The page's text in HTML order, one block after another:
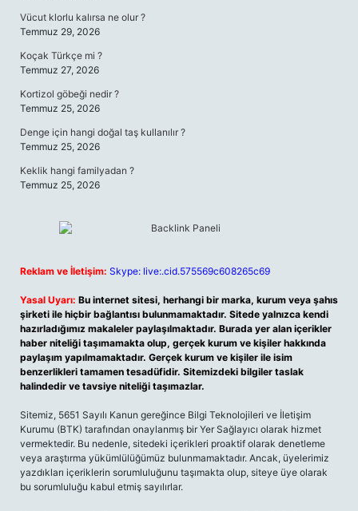
Vücut klorlu kalırsa ne olur ?
Temmuz 29, 2026
Koçak Türkçe mi ?
Temmuz 27, 2026
Kortizol göbeği nedir ?
Temmuz 25, 2026
Denge için hangi doğal taş kullanılır ?
Temmuz 25, 2026
Keklik hangi familyadan ?
Temmuz 25, 2026
Reklam ve İletişim: Skype: live:.cid.575569c608265c69
Yasal Uyarı: Bu internet sitesi, herhangi bir marka, kurum veya şahıs
şirketi ile hiçbir bağlantısı bulunmamaktadır. Sitede yalnızca kendi
hazırladığımız makaleler paylaşılmaktadır. Burada yer alan içerikler
haber niteliği taşımamakta olup, gerçek kurum ve kişiler hakkında
paylaşım yapılmamaktadır. Gerçek kurum ve kişiler ile isim
benzerlikleri tamamen tesadüfidir. Sitemizdeki bilgiler taslak
halindedir ve tavsiye niteliği taşımazlar.
Sitemiz, 5651 Sayılı Kanun gereğince Bilgi Teknolojileri ve İletişim
Kurumu (BTK) tarafından onaylanmış bir Yer Sağlayıcı olarak hizmet
vermektedir. Bu nedenle, sitedeki içerikleri proaktif olarak denetleme
veya araştırma yükümlülüğümüz bulunmamaktadır. Ancak, üyelerimiz
yazdıkları içeriklerin sorumluluğunu taşımakta olup, siteye üye olarak
bu sorumluluğu kabul etmiş sayılırlar.